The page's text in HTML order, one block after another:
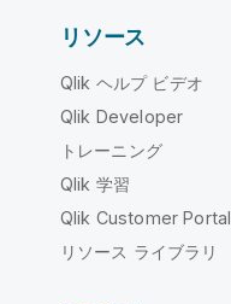
リソース
Qlik ヘルプ ビデオ
Qlik Developer
トレーニング
Qlik 学習
Qlik Customer Portal
リソース ライブラリ